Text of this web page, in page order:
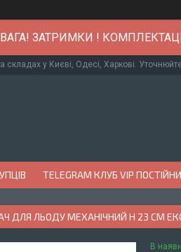
ЗАТРИМКИ !
складах у Києві, Одесі, Харкові.
TELEGRAM КЛУБ VIP
ДЛЯ ЛЬОДУ МЕХАНІЧНИЙ H 23 СМ
В